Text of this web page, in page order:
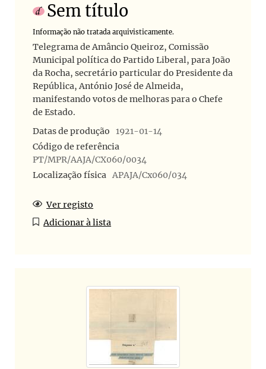
Sem título
Informação não tratada arquivisticamente.
Telegrama de Amâncio Queiroz, Comissão
Municipal política do Partido Liberal, para João
da Rocha, secretário particular do Presidente da
República, António José de Almeida,
manifestando votos de melhoras para o Chefe
de Estado.
Datas de produção
1921-01-14
Código de referência
PT/MPR/AAJA/CX060/0034
Localização física APAJA/Cx060/034
Ver registo
Adicionar à lista